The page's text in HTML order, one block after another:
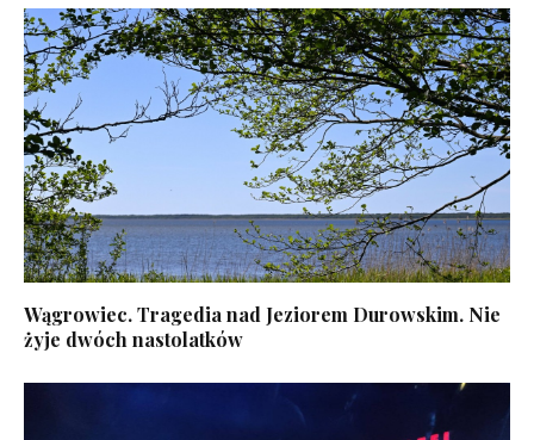
Wągrowiec. Tragedia nad Jeziorem Durowskim. Nie
żyje dwóch nastolatków